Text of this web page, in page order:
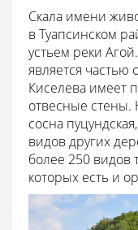
Скала имени
в Туапсинском
устьем реки
является частью
Киселева имеет
отвесные стены.
сосна
видов других
более 250 видов
которых есть и